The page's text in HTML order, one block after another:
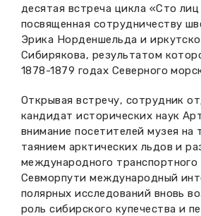
десятая встреча цикла «Сто
посвященная сотрудничеству
Эрика Норденшельда и
Сибирякова, результатом
1878-1879 годах Северного
Открывая встречу, сотрудник
кандидат исторических наук
внимание посетителей музея на
таянием арктических льдов и
международного
Севморпути международный
полярных исследований вновь
роль сибирского купечества и